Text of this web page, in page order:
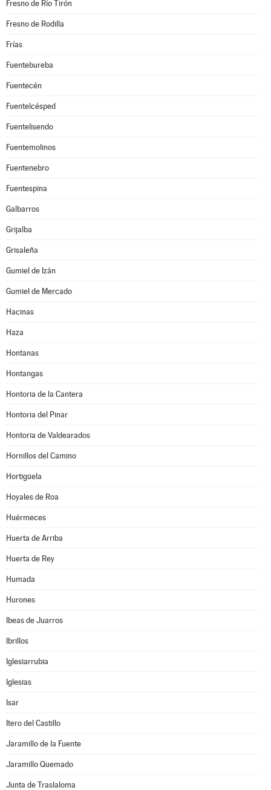
Fresno de Río Tirón
Fresno de Rodilla
Frías
Fuentebureba
Fuentecén
Fuentelcésped
Fuentelisendo
Fuentemolinos
Fuentenebro
Fuentespina
Galbarros
Grijalba
Grisaleña
Gumiel de Izán
Gumiel de Mercado
Hacinas
Haza
Hontanas
Hontangas
Hontoria de la Cantera
Hontoria del Pinar
Hontoria de Valdearados
Hornillos del Camino
Hortigüela
Hoyales de Roa
Huérmeces
Huerta de Arriba
Huerta de Rey
Humada
Hurones
Ibeas de Juarros
Ibrillos
Iglesiarrubia
Iglesias
Isar
Itero del Castillo
Jaramillo de la Fuente
Jaramillo Quemado
Junta de Traslaloma